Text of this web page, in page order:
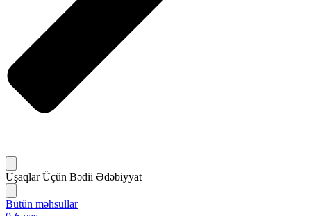
Uşaqlar Üçün Bədii Ədəbiyyat
Bütün məhsullar